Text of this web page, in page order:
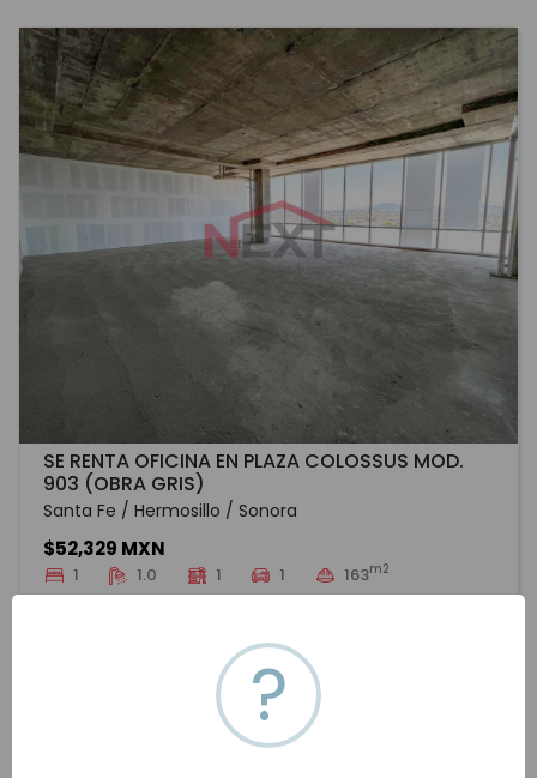
SE RENTA OFICINA EN PLAZA COLOSSUS MOD.
903 (OBRA GRIS)
Santa Fe / Hermosillo / Sonora
$52,329 MXN
1 1.0 1 1 163m2
?